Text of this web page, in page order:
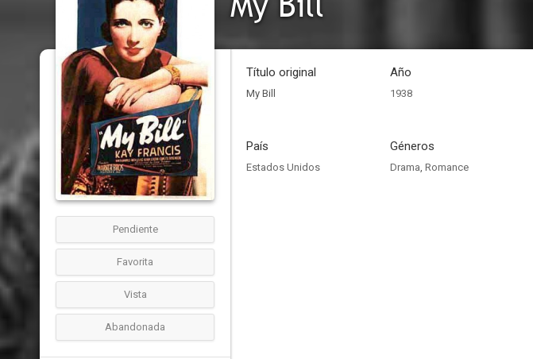
Pendiente
Favorita
Vista
Abandonada
Título original
My Bill
Año
1938
País
Estados Unidos
Géneros
Drama, Romance